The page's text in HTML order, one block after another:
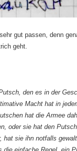
gut passen, denn
geht.
den es in der
Macht hat in
hat die Armee
oder sie hat den
hat sie ihn notfalls